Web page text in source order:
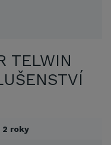
TELWIN
2 roky